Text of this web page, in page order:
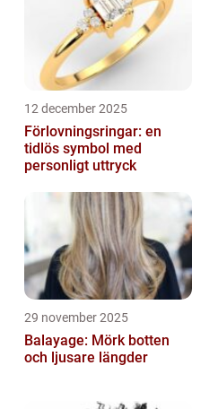
12 december 2025
Förlovningsringar: en
tidlös symbol med
personligt uttryck
29 november 2025
Balayage: Mörk botten
och ljusare längder